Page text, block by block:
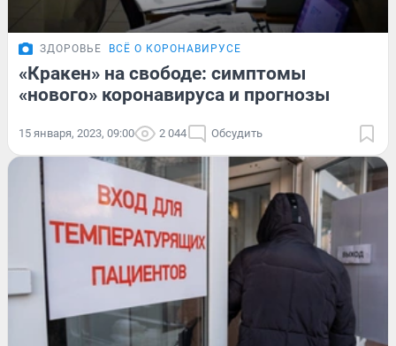
ЗДОРОВЬЕ ВСЁ О КОРОНАВИРУСЕ
«Кракен» на свободе: симптомы
«нового» коронавируса и прогнозы
15 января, 2023, 09:00 2 044 Обсудить